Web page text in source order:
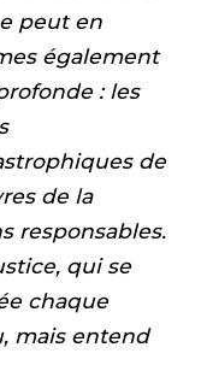
peut en
également
: les
de
de la
responsables.
qui se
chaque
mais entend